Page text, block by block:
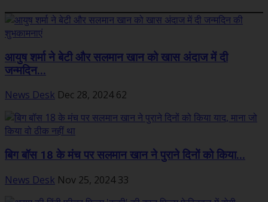
आयुष शर्मा ने बेटी और सलमान खान को खास अंदाज में दी
जन्मदिन...
News Desk Dec 28, 2024 62
बिग बॉस 18 के मंच पर सलमान खान ने पुराने दिनों को किया...
News Desk Nov 25, 2024 33